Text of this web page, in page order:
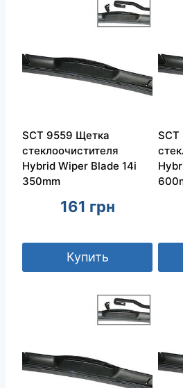
SCT 9559 Щетка
стеклоочистителя
Hybrid Wiper Blade 14i
350mm
161 грн
Купить